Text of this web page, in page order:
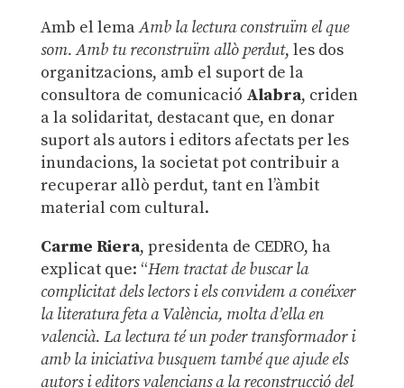
Amb el lemaAmb la lectura construïm el que
som. Amb tu reconstruïm allò perdut, les dos
organitzacions, amb el suport de la
consultora de comunicació Alabra, criden
a la solidaritat, destacant que, en donar
suport als autors i editors afectats per les
inundacions, la societat pot contribuir a
recuperar allò perdut, tant en l’àmbit
material com cultural.
Carme Riera, presidenta de CEDRO, ha
explicat que: “Hem tractat de buscar la
complicitat dels lectors i els convidem a conéixer
la literatura feta a València, molta d’ella en
valencià. La lectura té un poder transformador i
amb la iniciativa busquem també que ajude els
autors i editors valencians a la reconstrucció del